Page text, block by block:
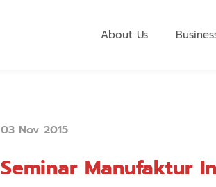
About Us
03 Nov 2015
Seminar Manufaktur